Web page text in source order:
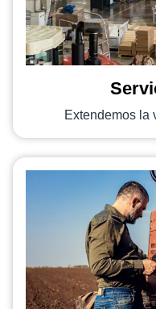
Extendemos la